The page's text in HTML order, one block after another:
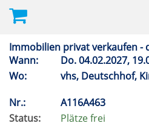
Immobilien privat verkaufen -
Wann:
Do.04.02.2027,
Wo:
vhs, Deutschhof,
Nr.:
A116A463
Status:
Plätze frei